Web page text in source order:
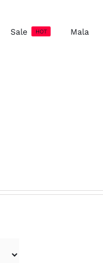
Sale HOT Mala